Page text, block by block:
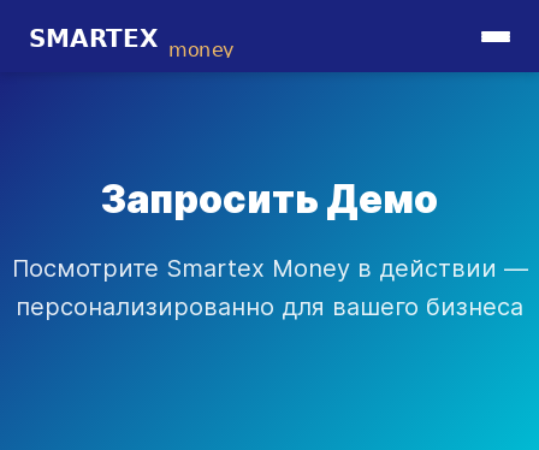
Запросить Демо
Посмотрите Smartex Money в действии —
персонализированно для вашего бизнеса